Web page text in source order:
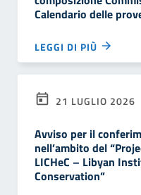
Calendario delle
LEGGI DI PIÙ
21 LUGLIO 2026
Avviso per il
nell’ambito del
LICHeC – Libyan
Conservation”